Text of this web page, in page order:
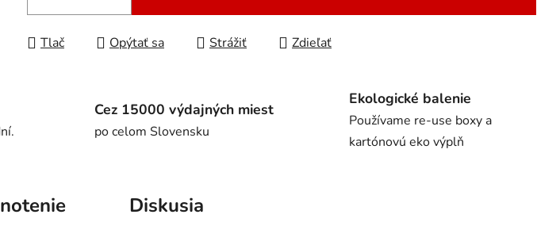
Tlač Opýtať sa Strážiť Zdieľať
Cez 15000 výdajných miest
po celom Slovensku
Ekologické balenie
Používame re-use boxy a
kartónovú eko výplň
Diskusia